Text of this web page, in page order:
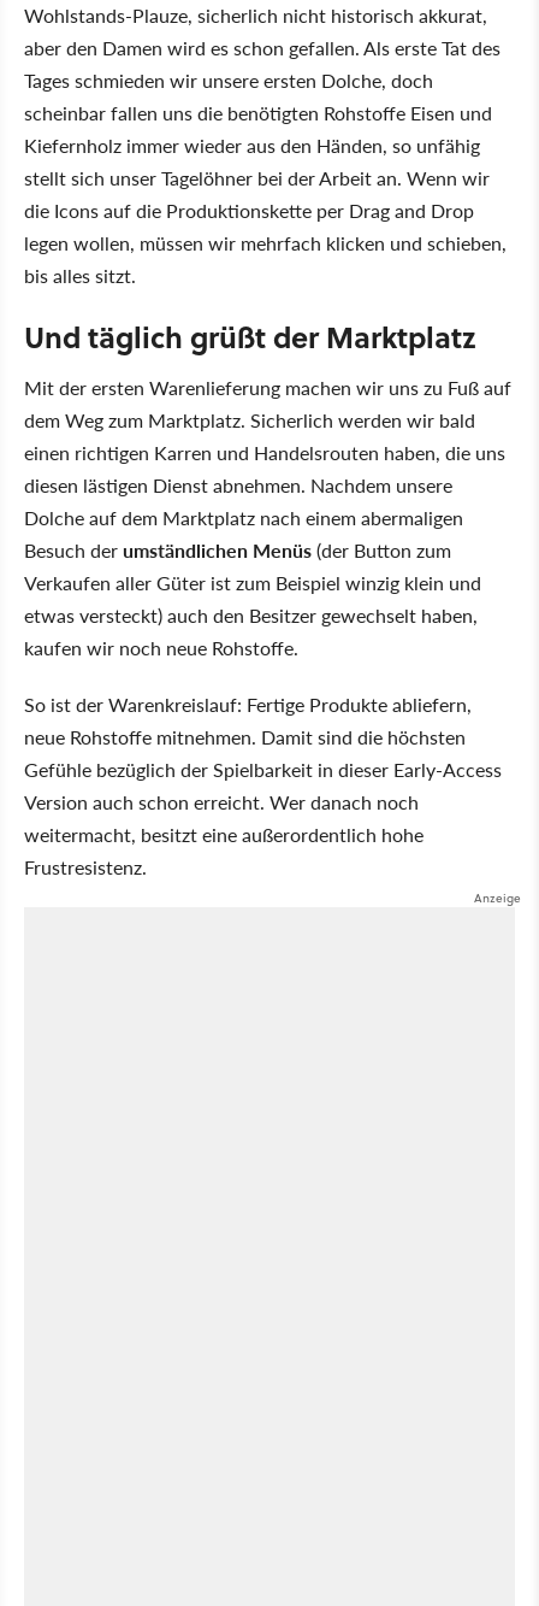
Wohlstands-Plauze, sicherlich nicht historisch akkurat,
aber den Damen wird es schon gefallen. Als erste Tat des
Tages schmieden wir unsere ersten Dolche, doch
scheinbar fallen uns die benötigten Rohstoffe Eisen und
Kiefernholz immer wieder aus den Händen, so unfähig
stellt sich unser Tagelöhner bei der Arbeit an. Wenn wir
die Icons auf die Produktionskette per Drag and Drop
legen wollen, müssen wir mehrfach klicken und schieben,
bis alles sitzt.
Und täglich grüßt der Marktplatz
Mit der ersten Warenlieferung machen wir uns zu Fuß auf
dem Weg zum Marktplatz. Sicherlich werden wir bald
einen richtigen Karren und Handelsrouten haben, die uns
diesen lästigen Dienst abnehmen. Nachdem unsere
Dolche auf dem Marktplatz nach einem abermaligen
Besuch derumständlichen Menüs(der Button zum
Verkaufen aller Güter ist zum Beispiel winzig klein und
etwas versteckt) auch den Besitzer gewechselt haben,
kaufen wir noch neue Rohstoffe.
So ist der Warenkreislauf: Fertige Produkte abliefern,
neue Rohstoffe mitnehmen. Damit sind die höchsten
Gefühle bezüglich der Spielbarkeit in dieser Early-Access
Version auch schon erreicht. Wer danach noch
weitermacht, besitzt eine außerordentlich hohe
Frustresistenz.